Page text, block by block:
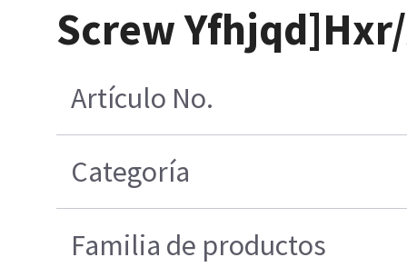
Screw
Artículo No.
Categoría
Familia de productos